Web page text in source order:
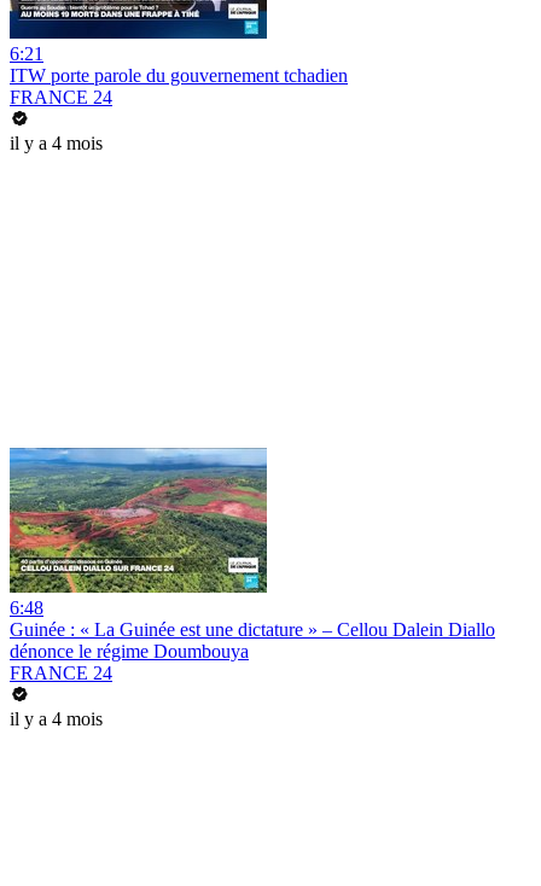
6:21
ITW porte parole du gouvernement tchadien
FRANCE 24
il y a 4 mois
6:48
Guinée : « La Guinée est une dictature » – Cellou Dalein Diallo
dénonce le régime Doumbouya
FRANCE 24
il y a 4 mois